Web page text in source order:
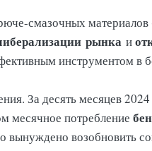
смазочных
рынка и
инструментом в
За десять месяцев
месячное потребление
вынуждено возобновить